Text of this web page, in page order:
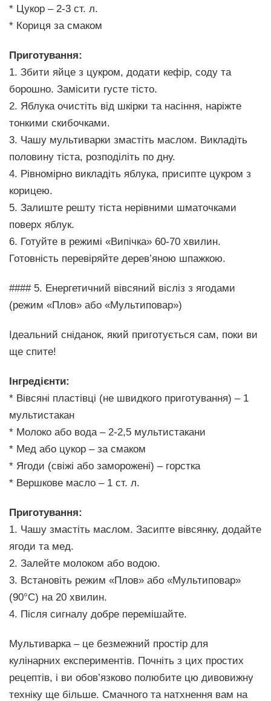
* Цукор – 2-3 ст. л.
* Кориця за смаком
Приготування:
1. Збити яйце з цукром, додати кефір, соду та
борошно. Замісити густе тісто.
2. Яблука очистіть від шкірки та насіння, наріжте
тонкими скибочками.
3. Чашу мультиварки змастіть маслом. Викладіть
половину тіста, розподіліть по дну.
4. Рівномірно викладіть яблука, присипте цукром з
корицею.
5. Залиште решту тіста нерівними шматочками
поверх яблук.
6. Готуйте в режимі «Випічка» 60-70 хвилин.
Готовність перевіряйте дерев’яною шпажкою.
#### 5. Енергетичний вівсяний вісліз з ягодами
(режим «Плов» або «Мультиповар»)
Ідеальний сніданок, який приготується сам, поки ви
ще спите!
Інгредієнти:
* Вівсяні пластівці (не швидкого приготування) – 1
мультистакан
* Молоко або вода – 2-2,5 мультистакани
* Мед або цукор – за смаком
* Ягоди (свіжі або заморожені) – горстка
* Вершкове масло – 1 ст. л.
Приготування:
1. Чашу змастіть маслом. Засипте вівсянку, додайте
ягоди та мед.
2. Залейте молоком або водою.
3. Встановіть режим «Плов» або «Мультиповар»
(90°C) на 20 хвилин.
4. Після сигналу добре перемішайте.
Мультиварка – це безмежний простір для
кулінарних експериментів. Почніть з цих простих
рецептів, і ви обов’язково полюбите цю дивовижну
техніку ще більше. Смачного та натхнення вам на